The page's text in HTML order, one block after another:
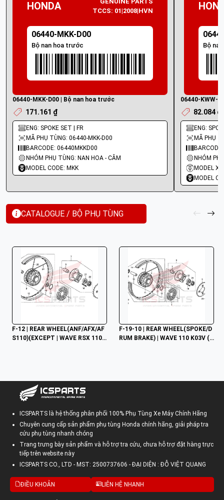
HONDA
TCCS: 01|2008|HVN
06440-MKK-D00
Bộ nan hoa trước
06440-MKK-D00 | Bộ nan hoa trước
171.161 ₫
ENG: SPOKE SET | FR
MÃ PHỤ TÙNG: 06440-MKK-D00
BARCODE: 06440MKKD00
NHÓM PHỤ TÙNG: NAN HOA - CĂM
MODEL CODE: MKK
Bộ
06440-KWW-
82.084 ₫
ENG:
MÃ PHỤ
NHÓM
MODEL
MODEL
CATALOGUE / BỘ PHỤ TÙNG
F-12 | REAR WHEEL(ANF/AFX/AF
S110)(EXCEPT | WAVE RSX 110
F-19-10 | REAR WHEEL(SPOKE/D
RUM BRAKE) | WAVE 110 K03V (2
ICSPARTS là hệ thống phân phối 100% Phụ Tùng Xe Máy Chính Hãng
Chuyên cung cấp sản phẩm phụ tùng Honda chính hãng, giải pháp tra
cứu phụ tùng nhanh chóng
Trang trưng bày sản phẩm và hỗ trợ tra cứu, chưa hỗ trợ đặt hàng trực
tiếp trên website này
ICSPARTS CO., LTD - MST: 2500737606 - ĐẠI DIỆN : ĐỖ VIỆT QUANG
ĐIỀU KHOẢN LIÊN HỆ NHANH